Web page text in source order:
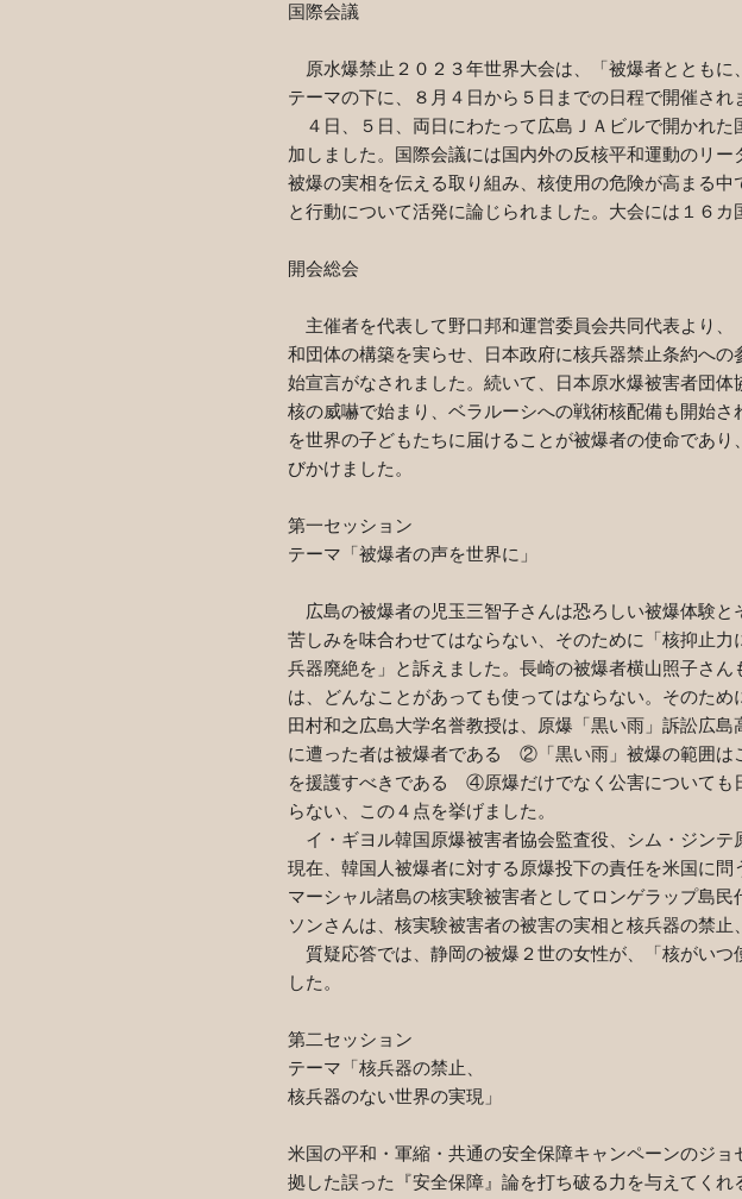
国際会議
原水爆禁止２０２３年世界大会は、「被爆者とともに
テーマの下に、８月４日から５日までの日程で開催され
４日、５日、両日にわたって広島ＪＡビルで開かれ
加しました。国際会議には国内外の反核平和運動のリ
被爆の実相を伝える取り組み、核使用の危険が高まる
と行動について活発に論じられました。大会には１６
開会総会
主催者を代表して野口邦和運営委員会共同代表より
和団体の構築を実らせ、日本政府に核兵器禁止条約へ
始宣言がなされました。続いて、日本原水爆被害者団
核の威嚇で始まり、ベラルーシへの戦術核配備も開始
を世界の子どもたちに届けることが被爆者の使命であ
びかけました。
第一セッション
テーマ「被爆者の声を世界に」
広島の被爆者の児玉三智子さんは恐ろしい被爆体験
苦しみを味合わせてはならない、そのために「核抑止
兵器廃絶を」と訴えました。長崎の被爆者横山照子さ
は、どんなことがあっても使ってはならない。そのため
田村和之広島大学名誉教授は、原爆「黒い雨」訴訟広
に遭った者は被爆者である ② 「黒い雨」被爆の範囲
を援護すべきである ④原爆だけでなく公害について
らない、この４点を挙げました。
イ・ギヨル韓国原爆被害者協会監査役、シム・ジンテ
現在、韓国人被爆者に対する原爆投下の責任を米国に
マーシャル諸島の核実験被害者としてロンゲラップ島
ソンさんは、核実験被害者の被害の実相と核兵器の禁止
質疑応答では、静岡の被爆２世の女性が、「核がいつ
した。
第二セッション
テーマ「核兵器の禁止、
核兵器のない世界の実現」
米国の平和・軍縮・共通の安全保障キャンペーンのジ
拠した誤った『安全保障』論を打ち破る力を与えてく